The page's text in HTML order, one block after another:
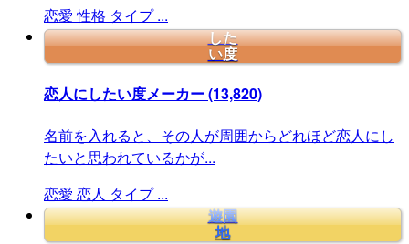
恋愛 性格 タイプ ...
した
い度
恋人にしたい度メーカー(13,820)
名前を入れると、その人が周囲からどれほど恋人にし
たいと思われているかが...
恋愛 恋人 タイプ ...
遊園
地